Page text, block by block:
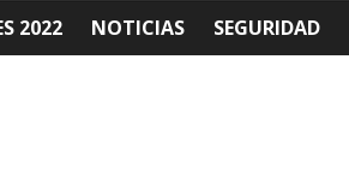
2022 NOTICIAS SEGURIDAD